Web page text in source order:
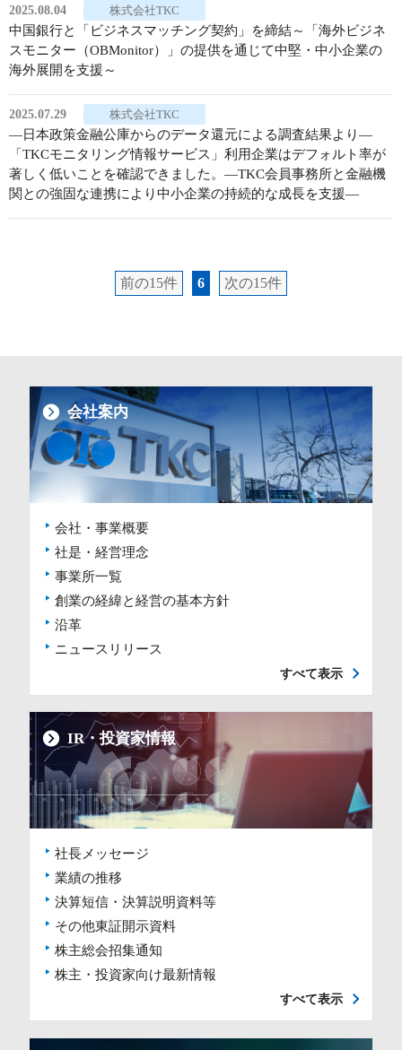
2025.08.04 株式会社TKC
中国銀行と「ビジネスマッチング契約」を締結～「海外ビジネ
スモニター（OBMonitor）」の提供を通じて中堅・中小企業の
海外展開を支援～
2025.07.29 株式会社TKC
―日本政策金融公庫からのデータ還元による調査結果より―
「TKCモニタリング情報サービス」利用企業はデフォルト率が
著しく低いことを確認できました。―TKC会員事務所と金融機
関との強固な連携により中小企業の持続的な成長を支援―
前の15件 6 次の15件
会社案内
会社・事業概要
社是・経営理念
事業所一覧
創業の経緯と経営の基本方針
沿革
ニュースリリース
すべて表示
IR・投資家情報
社長メッセージ
業績の推移
決算短信・決算説明資料等
その他東証開示資料
株主総会招集通知
株主・投資家向け最新情報
すべて表示